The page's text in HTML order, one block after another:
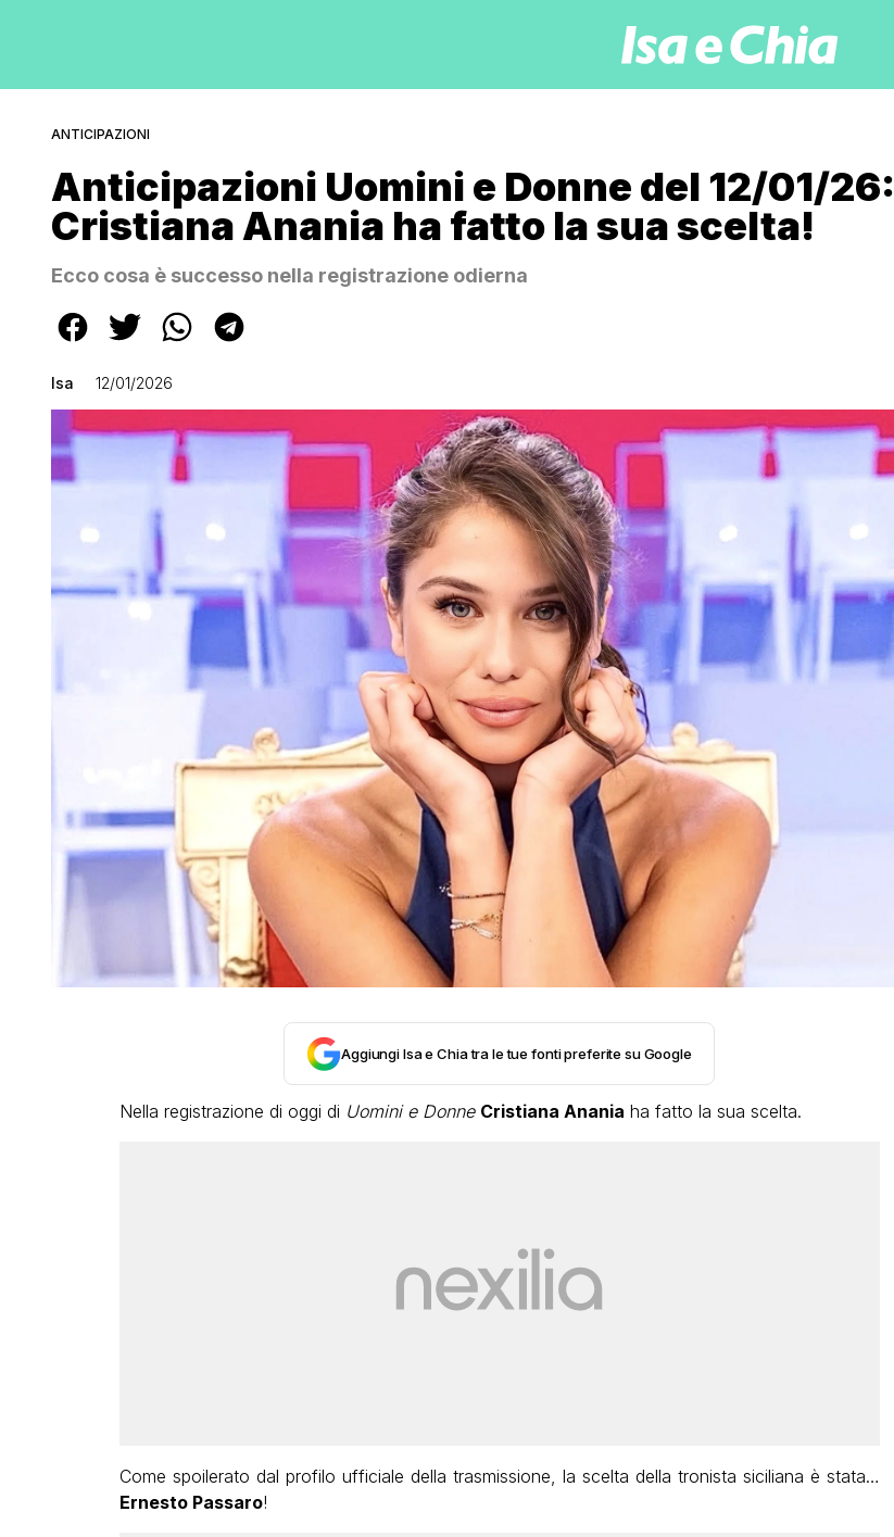
ANTICIPAZIONI
Anticipazioni Uomini e Donne del 12/01/26:
Cristiana Anania ha fatto la sua scelta!
Ecco cosa è successo nella registrazione odierna
Isa 12/01/2026
Aggiungi Isa e Chia tra le tue fonti preferite su Google
Nella registrazione di oggi di Uomini e Donne Cristiana Anania ha fatto la sua scelta.
Come spoilerato dal profilo ufficiale della trasmissione, la scelta della tronista siciliana è stata…
Ernesto Passaro!